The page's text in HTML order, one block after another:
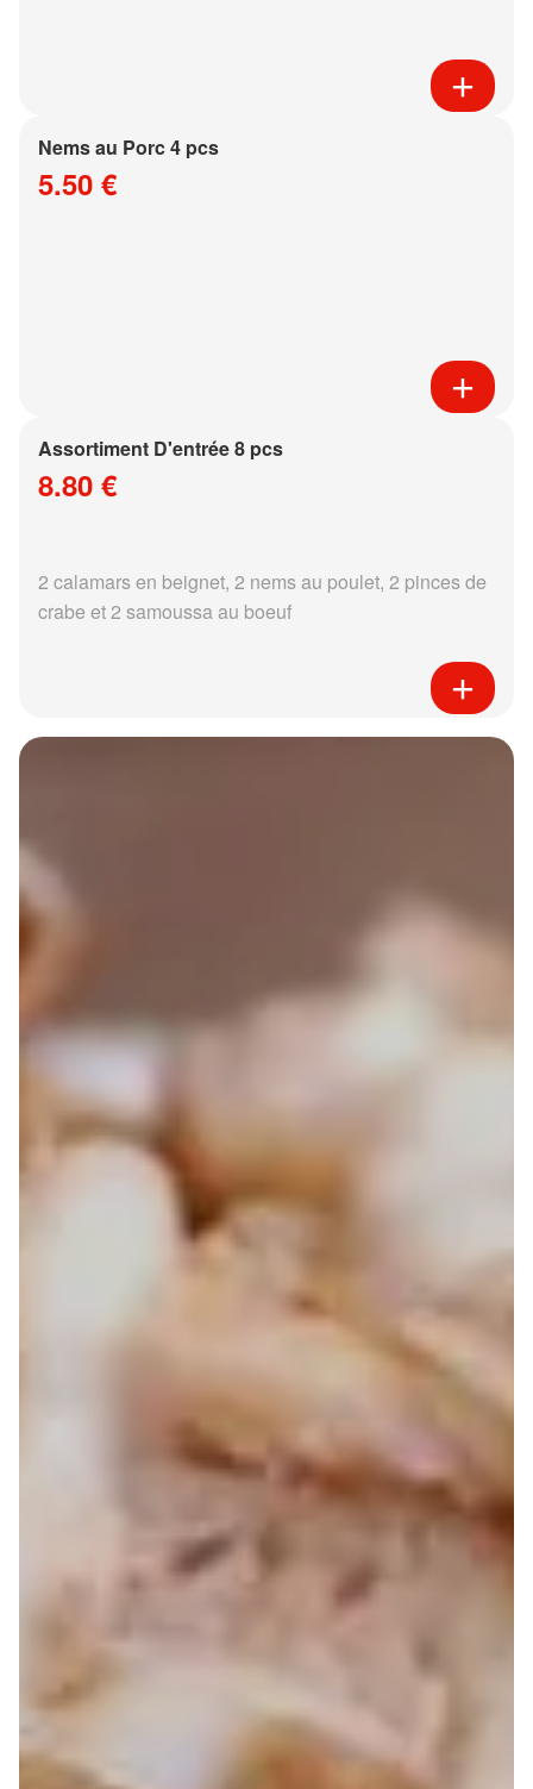
Nems au Porc 4 pcs
5.50 €
Assortiment D'entrée 8 pcs
8.80 €
2 calamars en beignet, 2 nems au poulet, 2 pinces de
crabe et 2 samoussa au boeuf